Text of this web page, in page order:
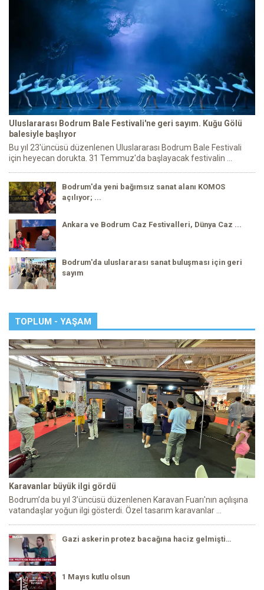
Uluslararası Bodrum Bale Festivali'ne geri sayım. Kuğu Gölü
balesiyle başlıyor
Bu yıl 23'üncüsü düzenlenen Uluslararası Bodrum Bale Festivali
için heyecan dorukta. 31 Temmuz'da başlayacak festivalin ...
Bodrum'da yeni bağımsız sanat alanı KOMOS
açılıyor; ...
Ankara ve Bodrum Caz Festivalleri, Dünya Caz ...
Bodrum'da uluslararası sanat buluşması için geri
sayım
TOPLUM - YAŞAM
Karavanlar büyük ilgi gördü
Bodrum’da bu yıl 3’üncüsü düzenlenen Karavan Fuarı'nın açılışına
vatandaşlar yoğun ilgi gösterdi. Özel tasarım karavanlar ...
Gazi askerin protez bacağına haciz gelmişti…
1 Mayıs kutlu olsun